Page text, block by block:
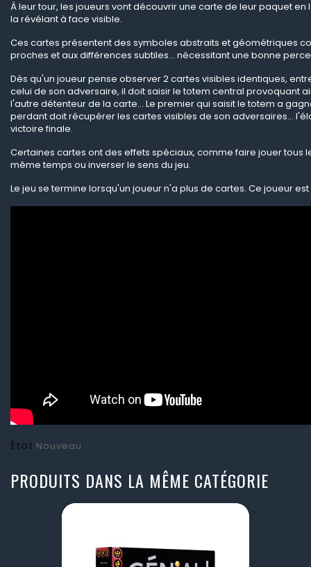
À leur tour, les joueurs vont découvrir une carte de leur paquet en
la révélant à face visible.
Ces cartes présentent des symboles abstraits et géométriques
proches et aux différences subtiles… nécessitant une bonne
Dès qu'un joueur pense observer 2 cartes visibles identiques,
celui de son adversaire, il doit saisir le totem central provoquant
l'autre détenteur de la carte… Le premier qui saisit le totem a
perdant doit récupérer les cartes visibles de son adversaires…
victoire finale.
Certaines cartes ont des effets spéciaux, comme faire jouer tous
même temps ou inverser le sens du jeu.
Le jeu se termine lorsqu'un joueur n'a plus de cartes. Ce joueur
État Nouveau
PRODUITS DANS LA MÊME CATÉGORIE